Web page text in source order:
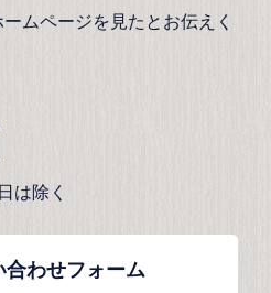
ムページを見たとお伝えく
は除く
合わせフォーム